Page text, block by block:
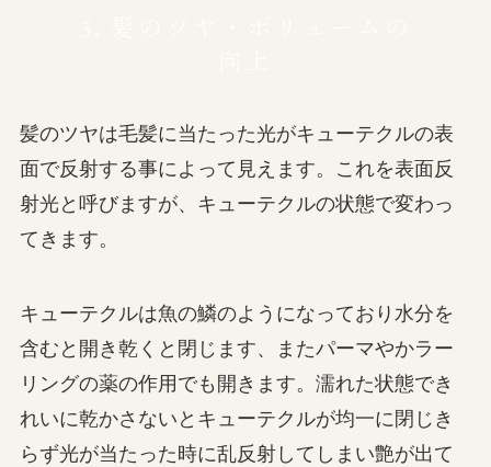
髪のツヤは毛髪に当たった光がキューテクルの表
面で反射する事によって見えます。これを表面反
射光と呼びますが、キューテクルの状態で変わっ
てきます。
キューテクルは魚の鱗のようになっており水分を
含むと開き乾くと閉じます、またパーマやかラー
リングの薬の作用でも開きます。濡れた状態でき
れいに乾かさないとキューテクルが均一に閉じき
らず光が当たった時に乱反射してしまい艶が出て